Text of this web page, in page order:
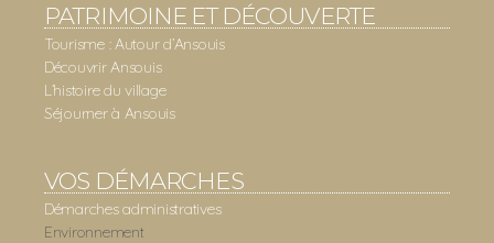
PATRIMOINE ET DÉCOUVERTE
Tourisme : Autour d’Ansouis
Découvrir Ansouis
L’histoire du village
Séjourner à Ansouis
VOS DÉMARCHES
Démarches administratives
Environnement